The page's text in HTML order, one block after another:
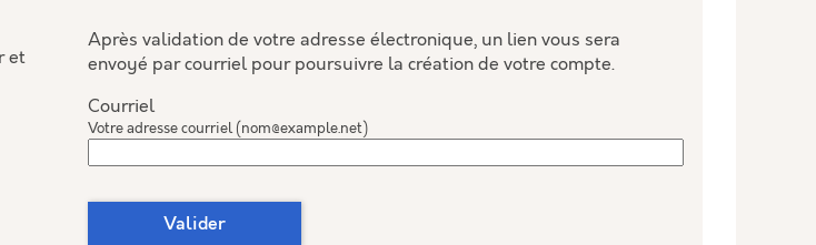
et
Après validation de votre adresse électronique, un lien vous sera
envoyé par courriel pour poursuivre la création de votre compte.
Courriel
Votre adresse courriel (nom@example.net)
Valider